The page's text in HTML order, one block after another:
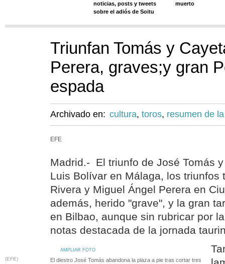
noticias, posts y tweets
sobre el adiós de Soitu
muerto
Triunfan Tomás y
Perera, graves;y gran
espada
Archivado en: cultura, toros, resumen de
EFE
Madrid.- El triunfo de José Tomás
Luis Bolívar en Málaga, los triunfos
Rivera y Miguel Ángel Perera en
además, herido "grave", y la gran
en Bilbao, aunque sin rubricar por
notas destacada de la jornada
AMPLIAR FOTO
(EFE)
El diestro José Tomás abandona la plaza a pie tras cortar tres